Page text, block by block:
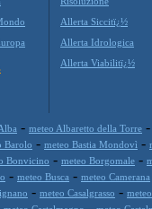
Allerta Siccitï¿½
Allerta Idrologica
Allerta Viabilitï¿½
- meteo Albaretto della Torre -
Barolo - meteo Bastia Mondovì -
Bonvicino - meteo Borgomale -
- meteo Busca - meteo Camerana
- meteo Casalgrasso -